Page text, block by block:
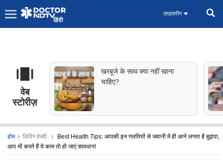
ताज़ातरीन
वेब
स्टोरीज़
खरबूजे के साथ क्या नहीं खाना
चाहिए?
होम लिविंग हेल्दी
Best Health Tips: आपकी इन गलतियों से जवानी में ही आने लगता है बुढ़ापा,
आप भी करते हैं ये काम तो हो जाएं सावधान!